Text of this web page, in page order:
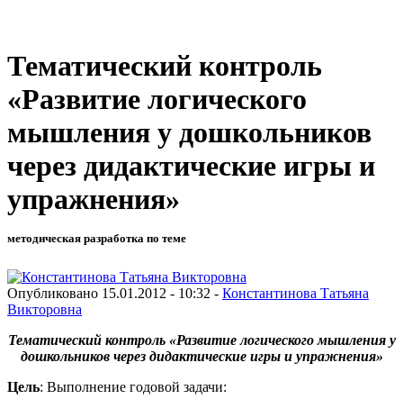
Тематический контроль
«Развитие логического
мышления у дошкольников
через дидактические игры и
упражнения»
методическая разработка по теме
Опубликовано 15.01.2012 - 10:32 - Константинова Татьяна
Викторовна
Тематический контроль «Развитие логического мышления у
дошкольников через дидактические игры и упражнения»
Цель: Выполнение годовой задачи: